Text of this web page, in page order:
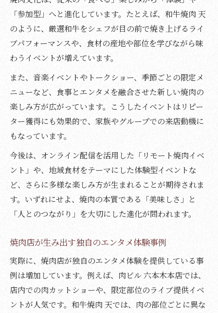
「参加型」へと進化しています。たとえば、和牛焼肉 天
のように、厳選和牛をシェフが目の前で焼き上げるライ
ブパフォーマンスや、食材の産地や部位を学びながら味
わうイベントが増えています。
また、音楽イベントやトークショー、季節ごとの限定メ
ニューなど、食事とエンタメを融合させた新しい焼肉の
楽しみ方が広がっています。こうしたイベントはリピー
ター獲得にも効果的で、家族やグループでの来店動機に
もなっています。
今後は、オンライン配信を活用した「リモート焼肉イベ
ント」や、地域食材をテーマにした体験型イベントな
ど、さらに多様な楽しみ方が生まれることが期待されま
す。いずれにせよ、焼肉の本質である「美味しさ」と
「人とのつながり」を大切にした進化が問われます。
焼肉店が生み出す独自のエンタメ体験事例
実際に、焼肉店が独自のエンタメ体験を提供している事
例は増加しています。例えば、肉ビル 六本木本店では、
店内での肉カットショーや、限定部位のライブ提供イベ
ントが人気です。和牛焼肉 天では、肉の部位ごとに異な